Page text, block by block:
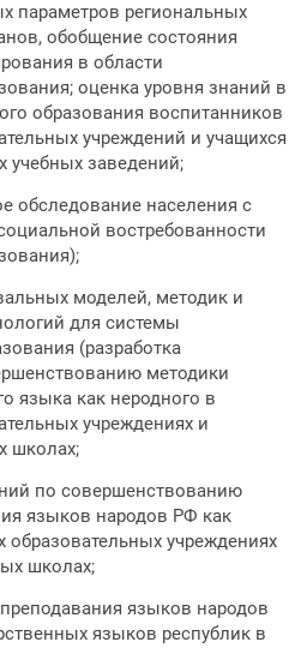
параметров региональных
обобщение состояния
в области
оценка уровня знаний в
образования воспитанников
учреждений и учащихся
учебных заведений;
обследование населения с
востребованности
моделей, методик и
для системы
(разработка
методики
языка как неродного в
учреждениях и
школах;
по совершенствованию
языков народов РФ как
учреждениях
школах;
языков народов
языков республик в